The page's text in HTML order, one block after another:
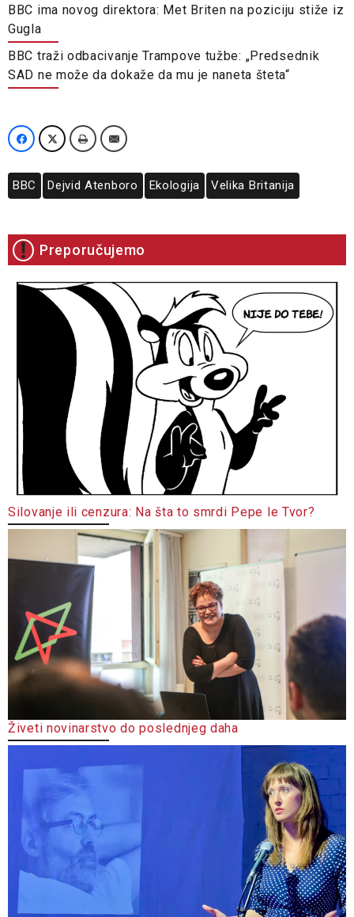
BBC ima novog direktora: Met Briten na poziciju stiže iz
Gugla
BBC traži odbacivanje Trampove tužbe: „Predsednik
SAD ne može da dokaže da mu je naneta šteta“
BBC Dejvid Atenboro Ekologija Velika Britanija
Preporučujemo
Silovanje ili cenzura: Na šta to smrdi Pepe le Tvor?
Živeti novinarstvo do poslednjeg daha